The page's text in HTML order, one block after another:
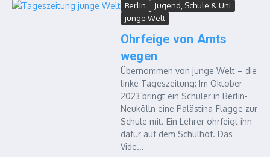
Berlin
Jugend, Schule & Uni
junge Welt
Ohrfeige von Amts
wegen
Übernommen von junge Welt – die
linke Tageszeitung: Im Oktober
2023 bringt ein Schüler in Berlin-
Neukölln eine Palästina-Flagge zur
Schule mit. Ein Lehrer ohrfeigt ihn
dafür auf dem Schulhof. Das
Vide...